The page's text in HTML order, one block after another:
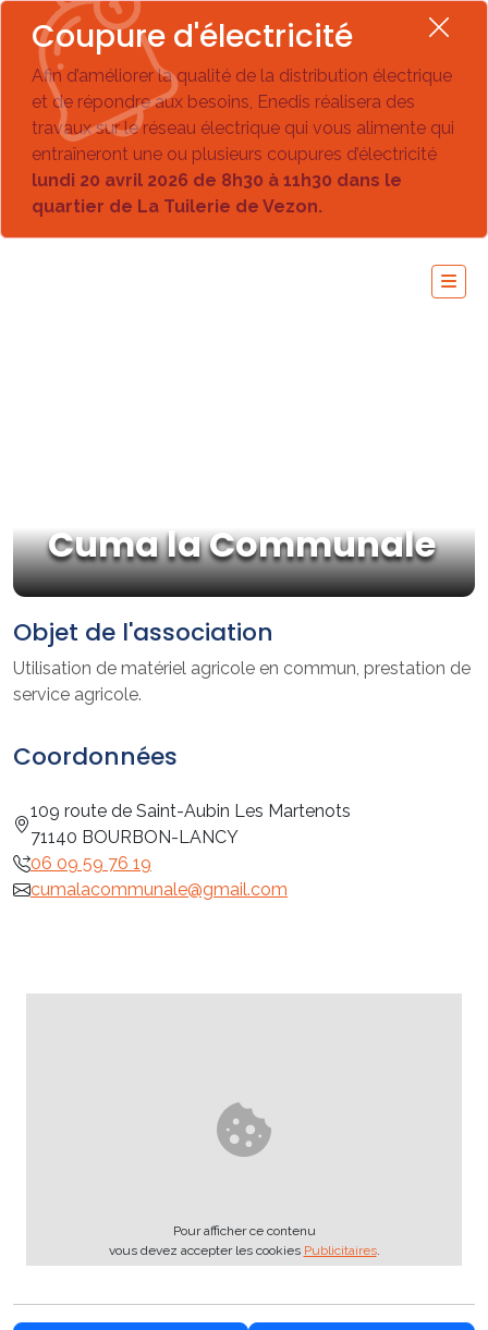
Coupure d'électricité
Afin d’améliorer la qualité de la distribution électrique
et de répondre aux besoins, Enedis réalisera des
travaux sur le réseau électrique qui vous alimente qui
entraîneront une ou plusieurs coupures d’électricité
lundi 20 avril 2026 de 8h30 à 11h30 dans le
quartier de La Tuilerie de Vezon.
Cuma la Communale
Objet de l'association
Utilisation de matériel agricole en commun, prestation de
service agricole.
Coordonnées
109 route de Saint-Aubin Les Martenots
71140 BOURBON-LANCY
06 09 59 76 19
cumalacommunale@gmail.com
Pour afficher ce contenu
vous devez accepter les cookies Publicitaires.